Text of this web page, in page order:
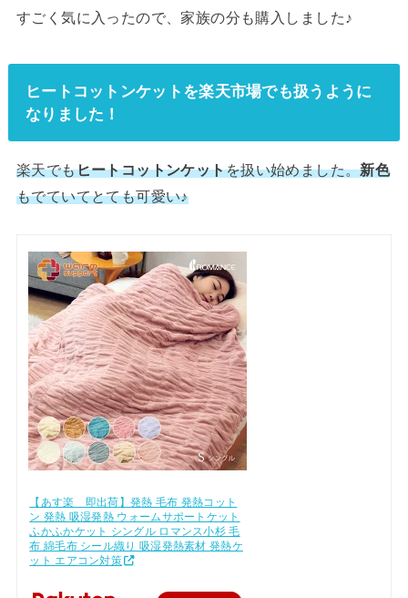
すごく気に入ったので、家族の分も購入しました♪
ヒートコットンケットを楽天市場でも扱うように
なりました！
楽天でもヒートコットンケットを扱い始めました。新色
もでていてとても可愛い♪
【あす楽 即出荷】発熱 毛布 発熱コット
ン 発熱 吸湿発熱 ウォームサポートケット
ふかふかケット シングル ロマンス小杉 毛
布 綿毛布 シール織り 吸湿発熱素材 発熱ケ
ット エアコン対策